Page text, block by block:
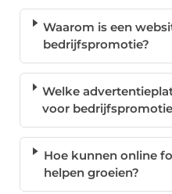
Waarom is een
bedrijfspromotie?
Welke
voor
Hoe kunnen online
helpen groeien?